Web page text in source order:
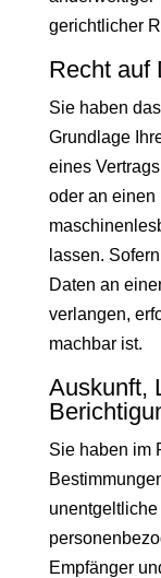
gerichtlicher
Recht auf
Sie haben
Grundlage
eines
oder an einen
lassen.
Daten an
verlangen,
machbar ist.
Auskunft,
Sie haben im
Empfänger